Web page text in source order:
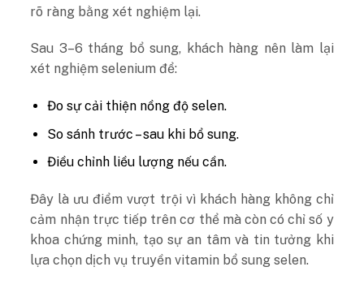
rõ ràng bằng xét nghiệm lại.
Sau 3–6 tháng bổ sung, khách hàng nên làm lại
xét nghiệm selenium để:
Đo sự cải thiện nồng độ selen.
So sánh trước – sau khi bổ sung.
Điều chỉnh liều lượng nếu cần.
Đây là ưu điểm vượt trội vì khách hàng không chỉ
cảm nhận trực tiếp trên cơ thể mà còn có chỉ số y
khoa chứng minh, tạo sự an tâm và tin tưởng khi
lựa chọn dịch vụ truyền vitamin bổ sung selen.